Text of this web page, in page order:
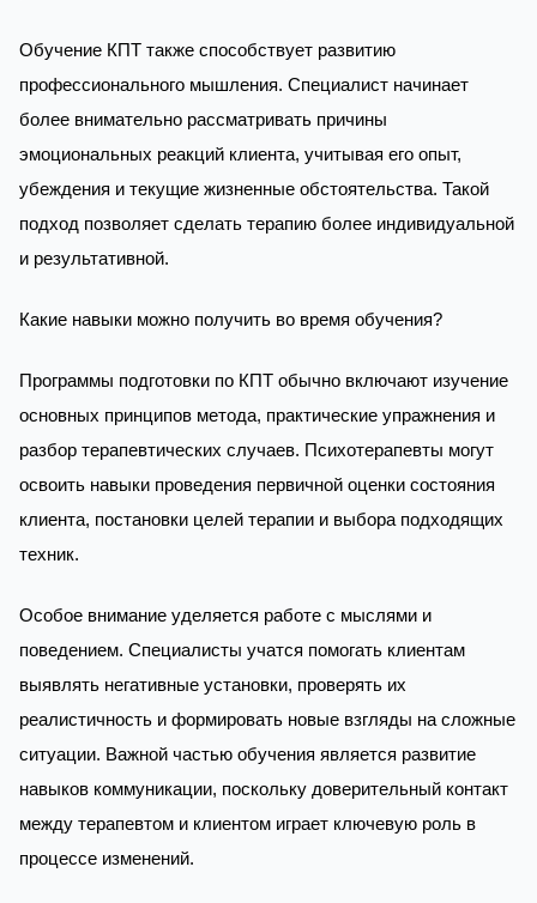
Обучение КПТ также способствует развитию
профессионального мышления. Специалист начинает
более внимательно рассматривать причины
эмоциональных реакций клиента, учитывая его опыт,
убеждения и текущие жизненные обстоятельства. Такой
подход позволяет сделать терапию более индивидуальной
и результативной.
Какие навыки можно получить во время обучения?
Программы подготовки по КПТ обычно включают изучение
основных принципов метода, практические упражнения и
разбор терапевтических случаев. Психотерапевты могут
освоить навыки проведения первичной оценки состояния
клиента, постановки целей терапии и выбора подходящих
техник.
Особое внимание уделяется работе с мыслями и
поведением. Специалисты учатся помогать клиентам
выявлять негативные установки, проверять их
реалистичность и формировать новые взгляды на сложные
ситуации. Важной частью обучения является развитие
навыков коммуникации, поскольку доверительный контакт
между терапевтом и клиентом играет ключевую роль в
процессе изменений.